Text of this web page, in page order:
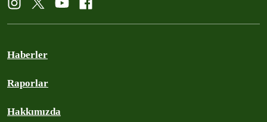
Haberler
Raporlar
Hakkımızda